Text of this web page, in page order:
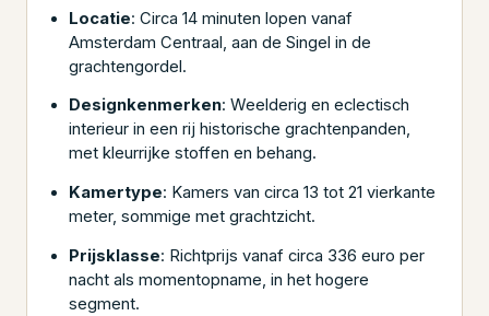
Locatie: Circa 14 minuten lopen vanaf
Amsterdam Centraal, aan de Singel in de
grachtengordel.
Designkenmerken: Weelderig en eclectisch
interieur in een rij historische grachtenpanden,
met kleurrijke stoffen en behang.
Kamertype: Kamers van circa 13 tot 21 vierkante
meter, sommige met grachtzicht.
Prijsklasse: Richtprijs vanaf circa 336 euro per
nacht als momentopname, in het hogere
segment.